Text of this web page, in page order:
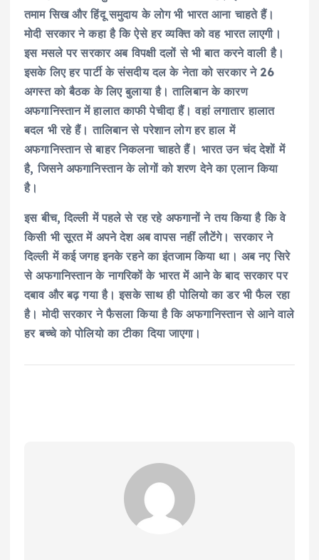
तमाम सिख और हिंदू समुदाय के लोग भी भारत आना चाहते हैं।
मोदी सरकार ने कहा है कि ऐसे हर व्यक्ति को वह भारत लाएगी।
इस मसले पर सरकार अब विपक्षी दलों से भी बात करने वाली है।
इसके लिए हर पार्टी के संसदीय दल के नेता को सरकार ने 26
अगस्त को बैठक के लिए बुलाया है। तालिबान के कारण
अफगानिस्तान में हालात काफी पेचीदा हैं। वहां लगातार हालात
बदल भी रहे हैं। तालिबान से परेशान लोग हर हाल में
अफगानिस्तान से बाहर निकलना चाहते हैं। भारत उन चंद देशों में
है, जिसने अफगानिस्तान के लोगों को शरण देने का एलान किया
है।
इस बीच, दिल्ली में पहले से रह रहे अफगानों ने तय किया है कि वे
किसी भी सूरत में अपने देश अब वापस नहीं लौटेंगे। सरकार ने
दिल्ली में कई जगह इनके रहने का इंतजाम किया था। अब नए सिरे
से अफगानिस्तान के नागरिकों के भारत में आने के बाद सरकार पर
दबाव और बढ़ गया है। इसके साथ ही पोलियो का डर भी फैल रहा
है। मोदी सरकार ने फैसला किया है कि अफगानिस्तान से आने वाले
हर बच्चे को पोलियो का टीका दिया जाएगा।